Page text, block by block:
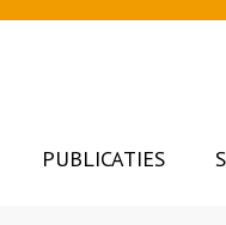
PUBLICATIES